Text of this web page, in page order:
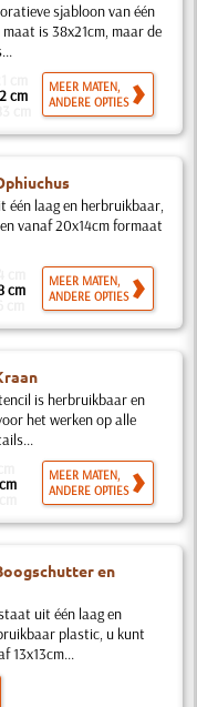
sjabloon van één
is 38x21cm, maar de
cm
MEER MATEN,
ANDERE OPTIES
één laag en herbruikbaar,
vanaf 20x14cm formaat
cm
MEER MATEN,
ANDERE OPTIES
is herbruikbaar en
het werken op alle
MEER MATEN,
ANDERE OPTIES
en
uit één laag en
plastic, u kunt
13x13cm...